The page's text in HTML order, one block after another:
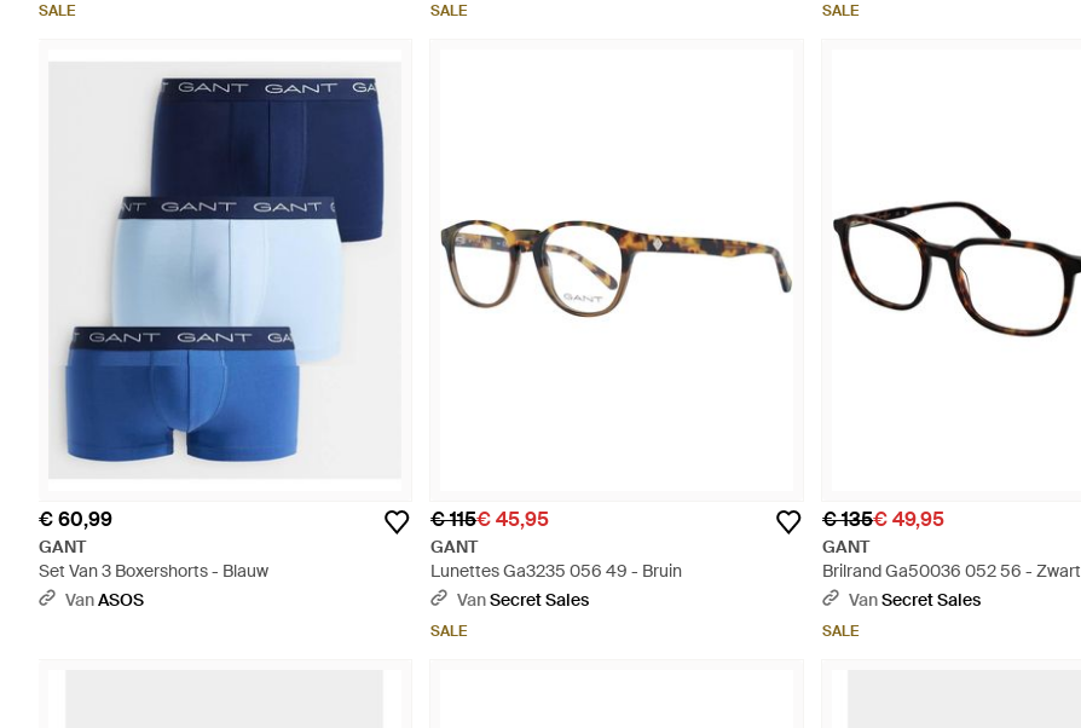
SALE SALE SALE
€ 60,99
GANT
Set Van 3 Boxershorts - Blauw
VanASOS
€ 115€ 45,95
GANT
Lunettes Ga3235 056 49 - Bruin
VanSecret Sales
SALE
€ 135€ 49,95
GANT
Brilrand Ga50036 052 56 - Zwart
VanSecret Sales
SALE